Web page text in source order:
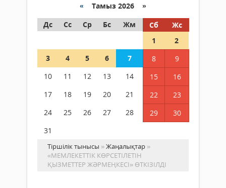
« Тамыз 2026 »
Дс
Сс Ср Бс Жм Сб
Жс
1
2
3
4 5 6 7 8
9
10
11 12 13 14 15
16
17
18 19 20 21 22
23
24
25 26 27 28 29
30
31
Тіршілік тынысы »Жаңалықтар »
«МЕМЛЕКЕТТІК КӨРСЕТІЛЕТІН
ҚЫЗМЕТТЕР ЖӘРМЕҢКЕСІ» ӨТКІЗІЛДІ